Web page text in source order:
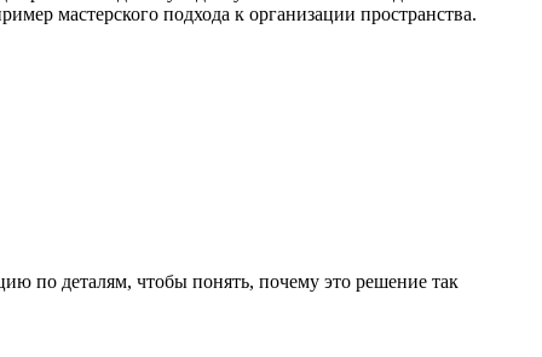
мастерского подхода к организации пространства.
по деталям, чтобы понять, почему это решение так